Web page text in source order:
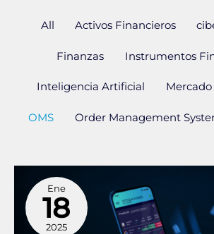
All Activos Financieros
Finanzas Instrumentos
Inteligencia Artificial
OMS Order Management
Ene
18
2025
evolución
los